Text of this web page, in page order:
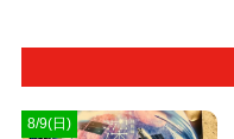
8/9(日)